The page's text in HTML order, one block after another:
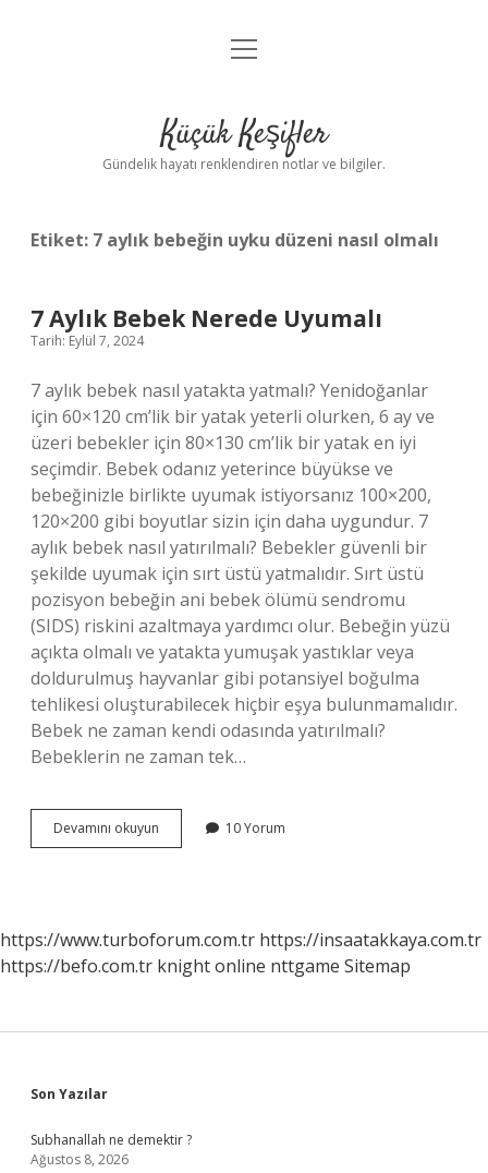
Anasayfa
Yasal Uyarı
menüyü
Küçük Keşifler
Gündelik hayatı renklendiren notlar ve bilgiler.
Etiket: 7 aylık bebeğin uyku düzeni nasıl olmalı
7 Aylık Bebek Nerede Uyumalı
Tarih: Eylül 7, 2024
7 aylık bebek nasıl yatakta yatmalı? Yenidoğanlar
için 60×120 cm’lik bir yatak yeterli olurken, 6 ay ve
üzeri bebekler için 80×130 cm’lik bir yatak en iyi
seçimdir. Bebek odanız yeterince büyükse ve
bebeğinizle birlikte uyumak istiyorsanız 100×200,
120×200 gibi boyutlar sizin için daha uygundur. 7
aylık bebek nasıl yatırılmalı? Bebekler güvenli bir
şekilde uyumak için sırt üstü yatmalıdır. Sırt üstü
pozisyon bebeğin ani bebek ölümü sendromu
(SIDS) riskini azaltmaya yardımcı olur. Bebeğin yüzü
açıkta olmalı ve yatakta yumuşak yastıklar veya
doldurulmuş hayvanlar gibi potansiyel boğulma
tehlikesi oluşturabilecek hiçbir eşya bulunmamalıdır.
Bebek ne zaman kendi odasında yatırılmalı?
Bebeklerin ne zaman tek…
Devamını okuyun
Aylık
10 Yorum
https://www.turboforum.com.tr https://insaatakkaya.com.tr
https://befo.com.tr knight online nttgame Sitemap
Sidebar
Son Yazılar
Subhanallah ne demektir ?
Ağustos 8, 2026